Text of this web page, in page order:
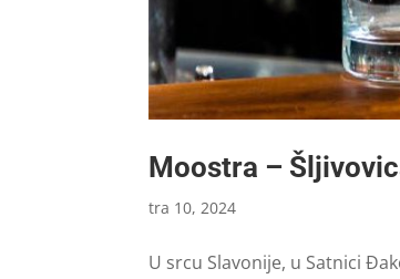
Moostra –
tra 10, 2024
U srcu Slavonije, u Satnici